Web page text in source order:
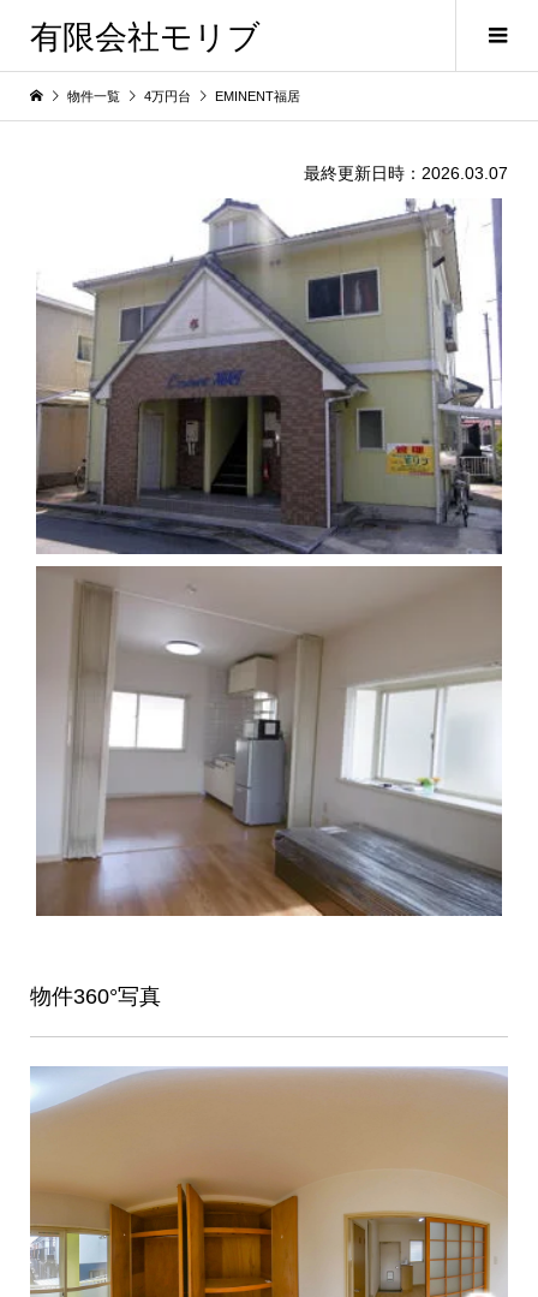
有限会社モリブ
物件一覧 4万円台 EMINENT福居
最終更新日時：2026.03.07
物件360°写真